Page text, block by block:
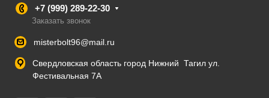
+7 (999) 289-22-30
Заказать звонок
misterbolt96@mail.ru
Свердловская область город Нижний Тагил ул.
Фестивальная 7А